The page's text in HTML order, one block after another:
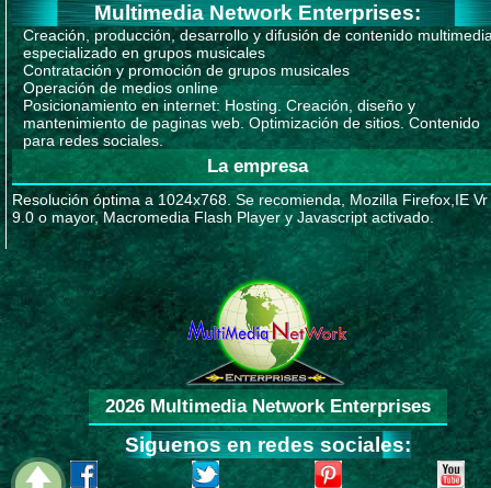
Multimedia Network Enterprises:
Creación, producción, desarrollo y difusión de contenido
especializado en grupos musicales
Contratación y promoción de grupos musicales
Operación de medios online
Posicionamiento en internet: Hosting. Creación, diseño y
mantenimiento de paginas web. Optimización de sitios. Contenido
para redes sociales.
La empresa
Resolución óptima a 1024x768. Se recomienda, Mozilla Firefox,IE Vr
9.0 o mayor, Macromedia Flash Player y Javascript activado.
2026 Multimedia Network Enterprises
Siguenos en redes sociales: